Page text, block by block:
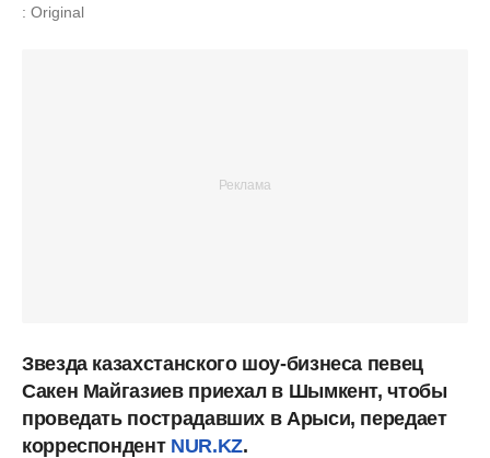
: Original
Звезда казахстанского шоу-бизнеса певец
Сакен Майгазиев приехал в Шымкент, чтобы
проведать пострадавших в Арыси, передает
корреспондент NUR.KZ.